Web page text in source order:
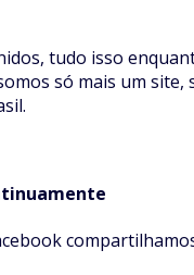
tudo isso
só mais um